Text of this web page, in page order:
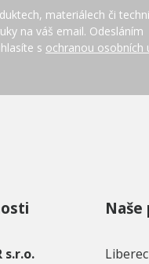
materiálech či
na váš email. Odesláním
s ochranou osobních
s.r.o.
Liberec